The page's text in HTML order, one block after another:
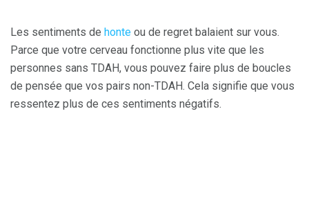
Les sentiments de honte ou de regret balaient sur vous.
Parce que votre cerveau fonctionne plus vite que les
personnes sans TDAH, vous pouvez faire plus de boucles
de pensée que vos pairs non-TDAH. Cela signifie que vous
ressentez plus de ces sentiments négatifs.